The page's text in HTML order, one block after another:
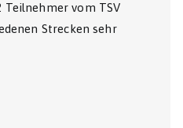
Teilnehmer vom TSV
Strecken sehr